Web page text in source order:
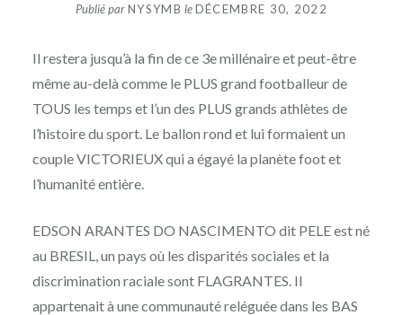
Publié parNYSYMB leDÉCEMBRE 30, 2022
Il restera jusqu’à la fin de ce 3e millénaire et peut-être
même au-delà comme le PLUS grand footballeur de
TOUS les temps et l’un des PLUS grands athlètes de
l’histoire du sport. Le ballon rond et lui formaient un
couple VICTORIEUX qui a égayé la planète foot et
l’humanité entière.
EDSON ARANTES DO NASCIMENTO dit PELE est né
au BRESIL, un pays où les disparités sociales et la
discrimination raciale sont FLAGRANTES. Il
appartenait à une communauté reléguée dans les BAS